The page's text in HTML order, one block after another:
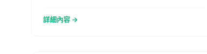
詳細內容 →